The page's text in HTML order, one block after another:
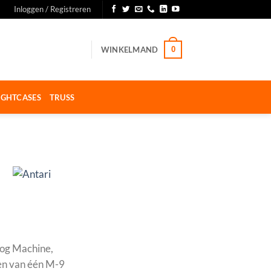
Inloggen / Registreren
WINKELMAND 0
TRUSS
Machine,
van één M-9